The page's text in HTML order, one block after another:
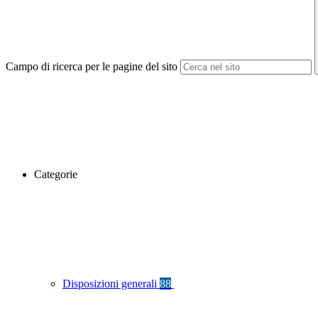
Campo di ricerca per le pagine del sito
Categorie
Disposizioni generali 88